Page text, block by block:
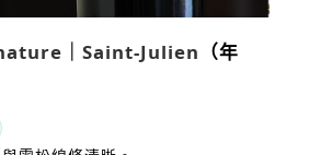
｜Saint-Julien （年